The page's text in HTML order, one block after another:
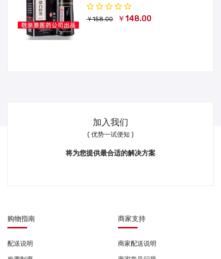
￥158.00 ￥148.00
加入我们
( 优势一试便知 )
将为您提供最合适的解决方案
购物指南
配送说明
商家支持
商家配送说明